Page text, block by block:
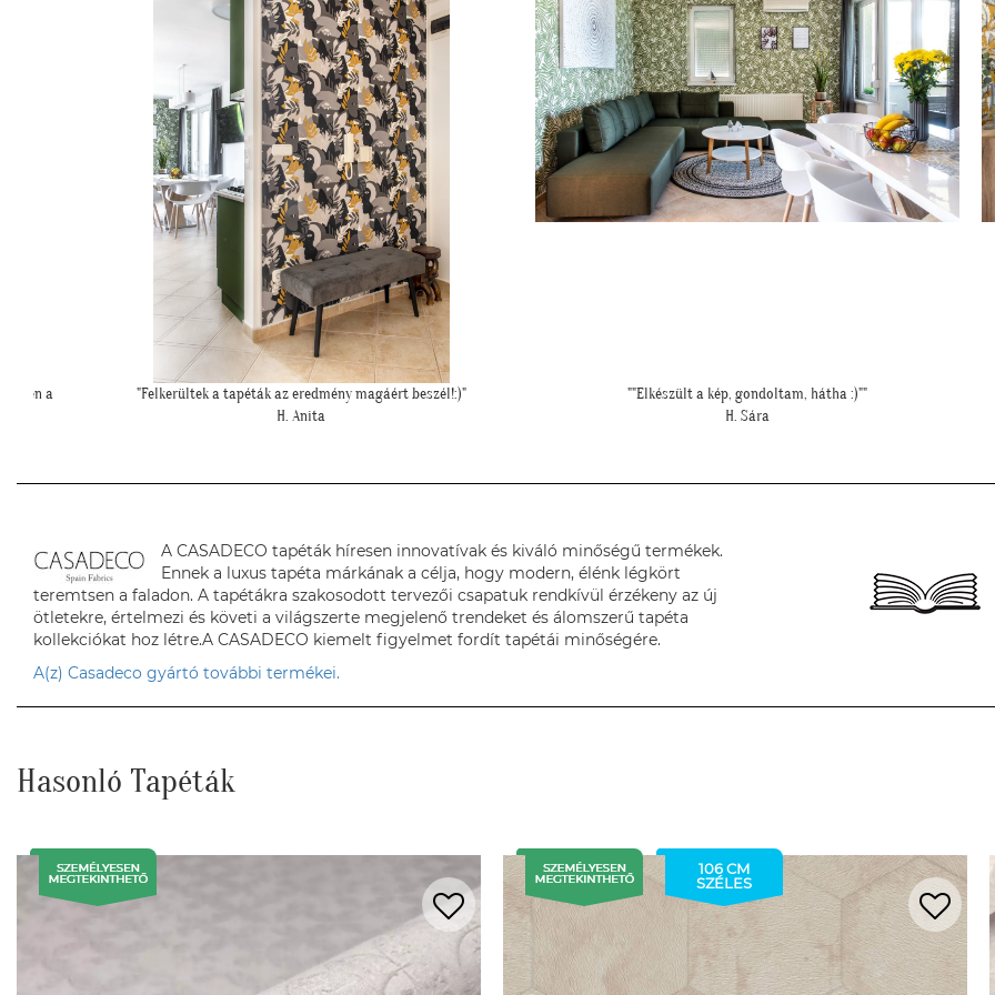
""Elkészült a kép, gondoltam, hátha :)""
H. Sára
"Elkészültünk, szuper lett. :)"
R. Viktória
A CASADECO tapéták híresen innovatívak és kiváló minőségű termékek.
Ennek a luxus tapéta márkának a célja, hogy modern, élénk légkört
teremtsen a faladon. A tapétákra szakosodott tervezői csapatuk rendkívül érzékeny az új
ötletekre, értelmezi és követi a világszerte megjelenő trendeket és álomszerű tapéta
kollekciókat hoz létre.A CASADECO kiemelt figyelmet fordít tapétái minőségére.
A(z) Casadeco gyártó további termékei.
Hasonló Tapéták
106 CM
SZÉLES